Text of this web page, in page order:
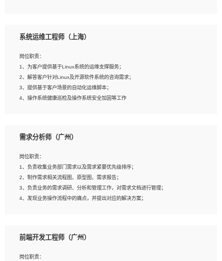
2、熟练使用After Effect、Photo Shop、熟练掌握视频剪辑和特效包装软件；
4、在剪辑上会思考，有一定编导思维；
5、踏实， 勤奋，愿意在工作中不断学习，提高自我；
6、能与同事友好相处。
系统运维工程师（上海）
岗位职责：
1、为客户提供基于Linux系统的运维支撑服务；
2、解答客户针对Linux及开源软件系统的咨询需求；
3、提供基于客户场景的自动化运维脚本；
4、操作系统健康巡检及操作系统安全加固等工作
1、全日制本科计算机相关专业毕业，3年以上相关工作经验；
3、熟练使用脚本语言，shell/python任一种，熟练使用Ansible
4、熟悉linux常见服务、中间件的基本原理、部署以及故障处理，如：Mysql、
Apache、Nginx、Zabbix、Kafka等
5、熟悉主流虚拟化技术，如：VMware、KVM
6、具备网络方面的基础知识，熟悉常见的网络协议，如TCP/IP，转发原理，路由优
8、有良好的文档编写能力和沟通能力，有RHCE证书优先
需求分析师（广州）
岗位职责：
1、负责收集业务部门需求以及需求紧要优先级排序；
2、制作需求相关流程图、原型图、需求报告；
3、负责业务的需求调研、分析和管理工作，对需求文档进行管理；
4、发现业务操作流程中的痛点，并提出对应的解决方案；
岗位要求：
前端开发工程师（广州）
岗位职责：